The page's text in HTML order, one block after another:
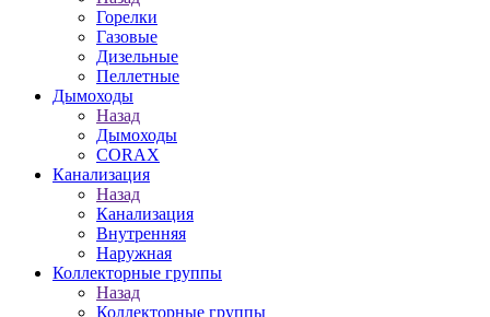
Горелки
Газовые
Дизельные
Пеллетные
Дымоходы
Назад
Дымоходы
CORAX
Канализация
Назад
Канализация
Внутренняя
Наружная
Коллекторные группы
Назад
Коллекторные группы